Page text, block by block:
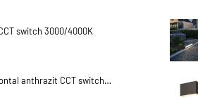
switch 3000/4000K
anthrazit CCT switch